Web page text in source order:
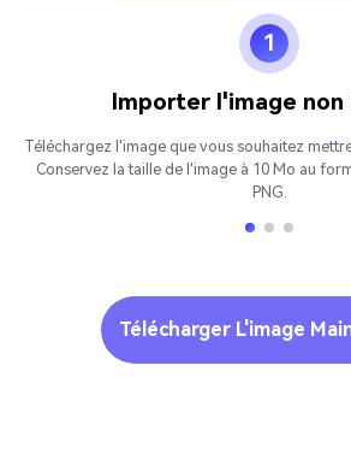
1
Importer l'image
Téléchargez l'image que vous souhaitez
Conservez la taille de l'image à 10 Mo au
PNG.
Télécharger L'image